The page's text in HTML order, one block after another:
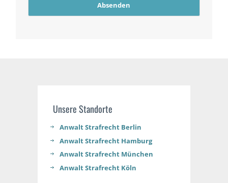
Absenden
Unsere Standorte
Anwalt Strafrecht Berlin
Anwalt Strafrecht Hamburg
Anwalt Strafrecht München
Anwalt Strafrecht Köln